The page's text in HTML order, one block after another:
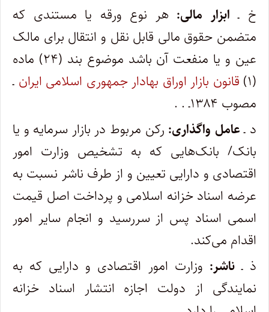
خ ـ ابزار مالی: هر نوع ورقه یا مستندی که
متضمن حقوق مالی قابل نقل و انتقال برای مالک
عین و یا منفعت آن باشد موضوع بند (۲۴) ماده
(۱)
قانون بازار اوراق بهادار جمهوری اسلامی ایران ـ
مصوب ۱۳۸۴ـ . .
د ـعامل واگذاری: رکن مربوط در بازار سرمایه و یا
بانک/ بانک‌هایی که به تشخیص وزارت امور
اقتصادی و دارایی تعیین و از طرف ناشر نسبت به
عرضه اسناد خزانه اسلامی و پرداخت اصل قیمت
اسمی اسناد پس از سررسید و انجام سایر امور
اقدام می‌کند.
ذ ـناشر: وزارت امور اقتصادی و دارایی که به
نمایندگی از دولت اجازه انتشار اسناد خزانه